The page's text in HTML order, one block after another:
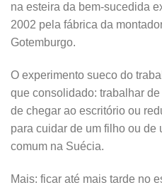
na esteira da bem-sucedida
2002 pela fábrica da
Gotemburgo.
O experimento sueco do
que consolidado: trabalhar
de chegar ao escritório ou
para cuidar de um filho ou de
comum na Suécia.
Mais: ficar até mais tarde no